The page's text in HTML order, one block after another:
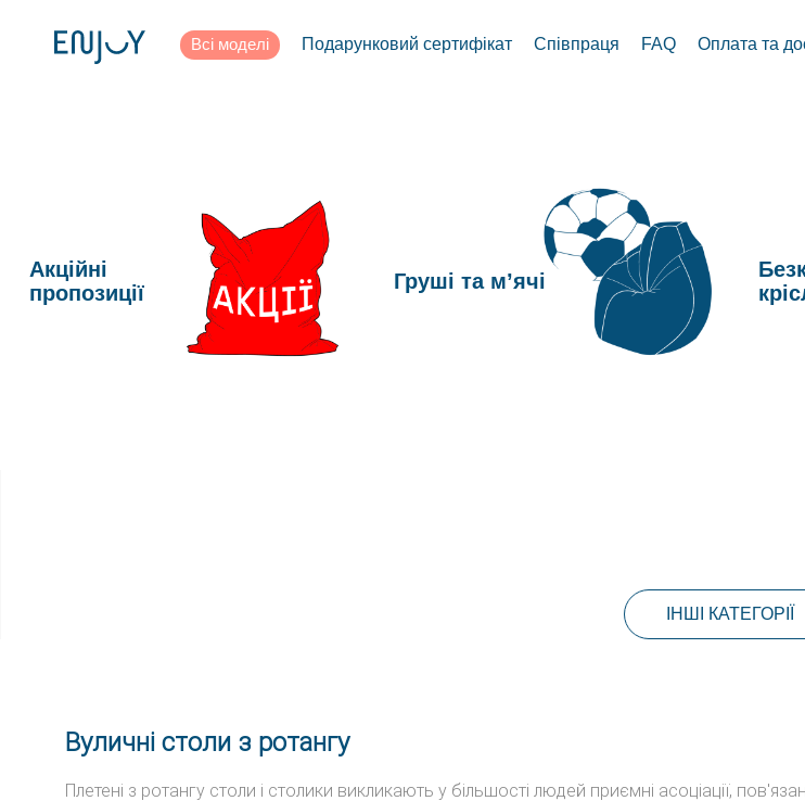
Всі моделі Подарунковий сертифікат Співпраця FAQ Оплата та
Акційні
пропозиції
Груші та мʼячі
ІНШІ КАТЕГОРІЇ
Вуличні столи з ротангу
Плетені з ротангу столи і столики викликають у більшості людей приємні асоціації,